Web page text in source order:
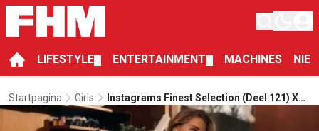
LIFESTYLE ENTERTAINMENT MACHINES
Startpagina Girls
Instagrams Finest Selection (deel 121) X
FHM500